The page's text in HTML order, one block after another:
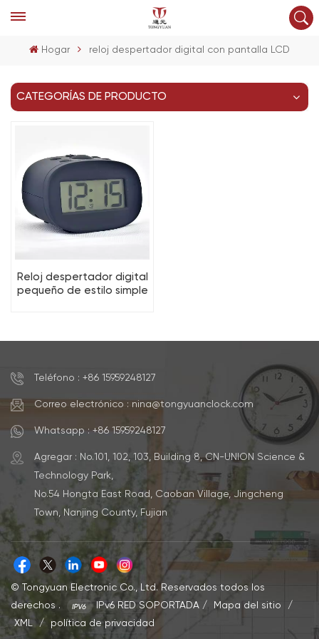
Hogar reloj despertador digital con pantalla LCD
CATEGORÍAS DE PRODUCTO
Reloj despertador digital
pequeño de estilo simple
Teléfono : +86 15959248127
Correo electrónico : nina@tongyuanclock.com
Whatsapp : +86 15959248127
Agregar : No.101, 102, 103, Building 8, CN-UNION Science &
Technology Park,
No.54 Hongta East Road, Caoban Village, Jingcheng
Town, Nanjing County, Fujian
© Tongyuan Electronic Co., Ltd. Reservados todos los
derechos .
IPv6 RED SOPORTADA/ Mapa del sitio
/
XML
/ política de privacidad